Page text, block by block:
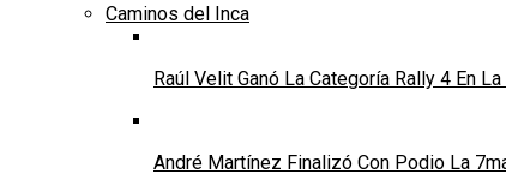
Caminos del Inca
Raúl Velit Ganó La Categoría Rally 4 En
André Martínez Finalizó Con Podio La